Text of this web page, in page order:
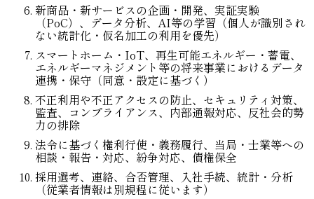
新商品・新サービスの企画・開発、実証実験
（PoC）、データ分析、AI等の学習（個人が識別され
ない統計化・仮名加工の利用を優先）
スマートホーム・IoT、再生可能エネルギー・蓄電、
エネルギーマネジメント等の将来事業におけるデータ
連携・保守（同意・設定に基づく）
不正利用や不正アクセスの防止、セキュリティ対策、
監査、コンプライアンス、内部通報対応、反社会的勢
力の排除
法令に基づく権利行使・義務履行、当局・士業等への
相談・報告・対応、紛争対応、債権保全
採用選考、連絡、合否管理、入社手続、統計・分析
（従業者情報は別規程に従います）